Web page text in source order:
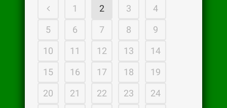
1 2 3
4
5
6 7 8
9
10
11 12 13
14
15
16 17 18
19
20
21 22 23
24